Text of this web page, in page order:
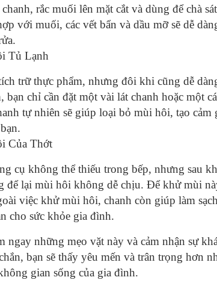
rắc muối lên mặt cắt và dùng để chà
với muối, các vết bẩn và dầu mỡ sẽ dễ
Tủ Lạnh
trữ thực phẩm, nhưng đôi khi cũng dễ
bạn chỉ cần đặt một vài lát chanh hoặc một
tự nhiên sẽ giúp loại bỏ mùi hôi, tạo
Của Thớt
cụ không thể thiếu trong bếp, nhưng sau
để lại mùi hôi không dễ chịu. Để khử mùi
việc khử mùi hôi, chanh còn giúp làm
cho sức khỏe gia đình.
ngay những mẹo vặt này và cảm nhận sự
bạn sẽ thấy yêu mến và trân trọng hơn
gian sống của gia đình.